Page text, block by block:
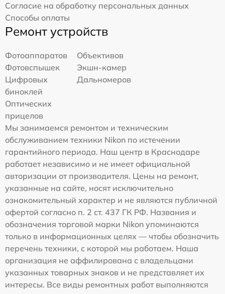
Согласие на обработку персональных данных
Способы оплаты
Ремонт устройств
Фотоаппаратов
Объективов
Фотовспышек
Экшн-камер
Цифровых
биноклей
Дальномеров
Оптических
прицелов
Мы занимаемся ремонтом и техническим
обслуживанием техники Nikon по истечении
гарантийного периода. Наш центр в Краснодаре
работает независимо и не имеет официальной
авторизации от производителя. Цены на ремонт,
указанные на сайте, носят исключительно
ознакомительный характер и не являются публичной
офертой согласно п. 2 ст. 437 ГК РФ. Названия и
обозначения торговой марки Nikon упоминаются
только в информационных целях — чтобы обозначить
перечень техники, с которой мы работаем. Наша
организация не аффилирована с владельцами
указанных товарных знаков и не представляет их
интересы. Все виды ремонтных работ выполняются